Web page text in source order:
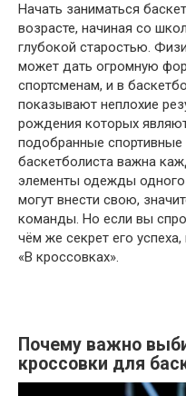
Начать заниматься
возрасте, начиная со
глубокой старостью.
может дать огромную
спортсменам, и в
показывают неплохие
рождения которых
подобранные
баскетболиста важна
элементы одежды одного
могут внести свою,
команды. Но если вы
чём же секрет его
«В кроссовках».
Почему важно
кроссовки для